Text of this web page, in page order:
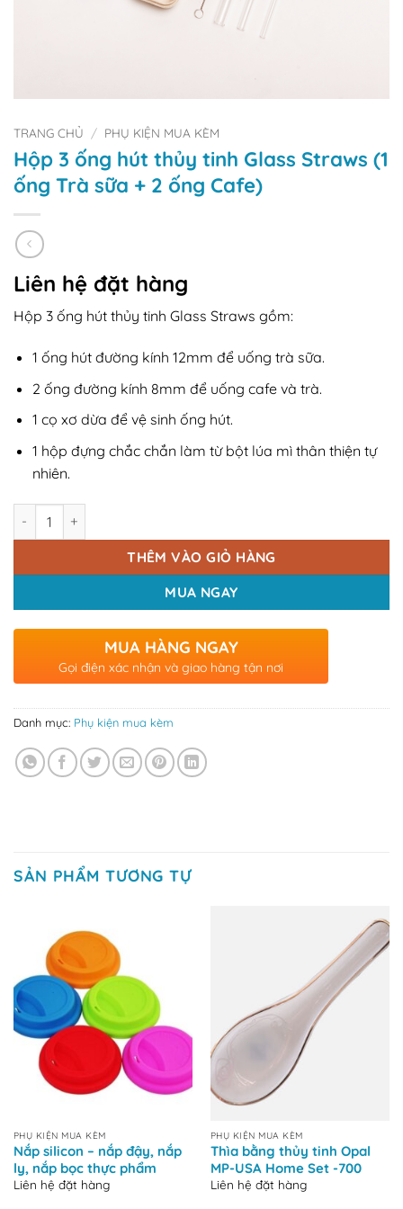
TRANG CHỦ / PHỤ KIỆN MUA KÈM
Hộp 3 ống hút thủy tinh Glass Straws (1
ống Trà sữa + 2 ống Cafe)
Liên hệ đặt hàng
Hộp 3 ống hút thủy tinh Glass Straws gồm:
1 ống hút đường kính 12mm để uống trà sữa.
2 ống đường kính 8mm để uống cafe và trà.
1 cọ xơ dừa để vệ sinh ống hút.
1 hộp đựng chắc chắn làm từ bột lúa mì thân thiện tự
nhiên.
Số lượng
THÊM VÀO GIỎ HÀNG
MUA NGAY
MUA HÀNG NGAY
Gọi điện xác nhận và giao hàng tận nơi
Danh mục: Phụ kiện mua kèm
SẢN PHẨM TƯƠNG TỰ
PHỤ KIỆN MUA KÈM
Nắp silicon – nắp đậy, nắp
ly, nắp bọc thực phẩm
Liên hệ đặt hàng
PHỤ KIỆN MUA KÈM
Thìa bằng thủy tinh Opal
MP-USA Home Set -700
Liên hệ đặt hàng